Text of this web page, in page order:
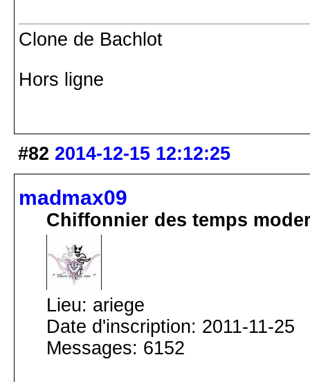
Clone de Bachlot
Hors ligne
#82 2014-12-15 12:12:25
madmax09
Chiffonnier des temps
Lieu: ariege
Date d'inscription: 2011-11-25
Messages: 6152